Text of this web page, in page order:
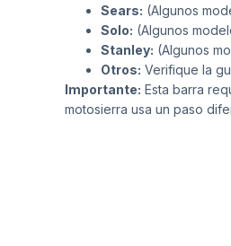
Sears: (Algunos
Solo: (Algunos
Stanley: (Algunos
Otros: Verifique la
Importante: Esta barra
motosierra usa un paso